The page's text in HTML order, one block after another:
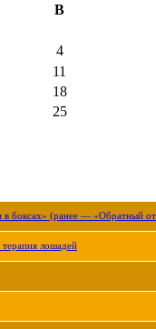
В
4
11
18
25
боксах» (ранее — «Обратный
лошадей